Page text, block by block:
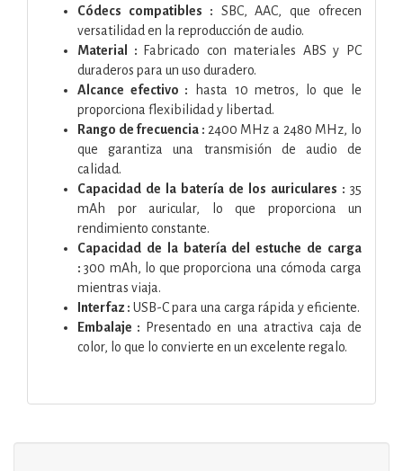
Códecs compatibles : SBC, AAC, que ofrecen
versatilidad en la reproducción de audio.
Material :
Fabricado con materiales ABS y PC
duraderos para un uso duradero.
Alcance efectivo : hasta 10 metros, lo que le
proporciona flexibilidad y libertad.
Rango de frecuencia : 2400 MHz a 2480 MHz, lo
que garantiza una transmisión de audio de
calidad.
Capacidad de la batería de los auriculares : 35
mAh por auricular, lo que proporciona un
rendimiento constante.
Capacidad de la batería del estuche de carga
:300 mAh, lo que proporciona una cómoda carga
mientras viaja.
Interfaz : USB-C para una carga rápida y eficiente.
Embalaje : Presentado en una atractiva caja de
color, lo que lo convierte en un excelente regalo.